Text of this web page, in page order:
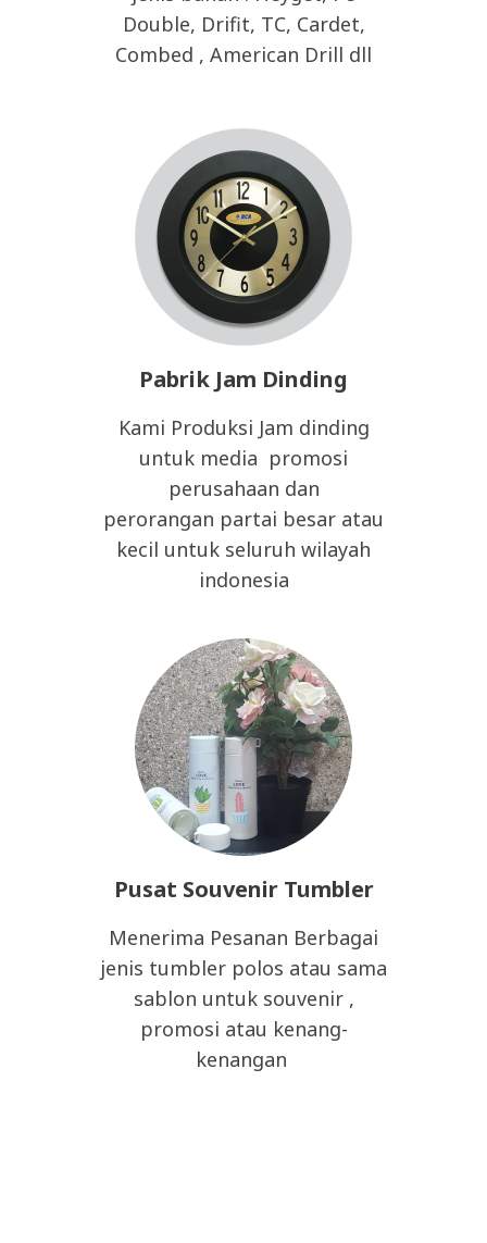
Double, Drifit, TC, Cardet,
Combed , American Drill dll
Pabrik Jam Dinding
Kami Produksi Jam dinding
untuk media promosi
perusahaan dan
perorangan partai besar atau
kecil untuk seluruh wilayah
indonesia
Pusat Souvenir Tumbler
Menerima Pesanan Berbagai
jenis tumbler polos atau sama
sablon untuk souvenir ,
promosi atau kenang-
kenangan